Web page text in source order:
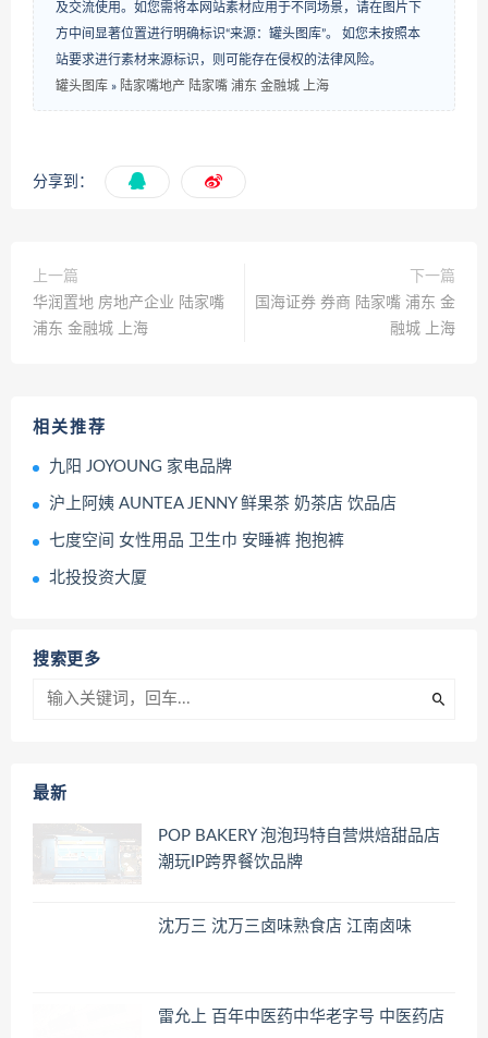
及交流使用。如您需将本网站素材应用于不同场景，请在图片下
方中间显著位置进行明确标识“来源：罐头图库”。 如您未按照本
站要求进行素材来源标识，则可能存在侵权的法律风险。
罐头图库 » 陆家嘴地产 陆家嘴 浦东 金融城 上海
分享到：
上一篇
华润置地 房地产企业 陆家嘴
浦东 金融城 上海
下一篇
国海证券 券商 陆家嘴 浦东 金
融城 上海
相关推荐
九阳 JOYOUNG 家电品牌
沪上阿姨 AUNTEA JENNY 鲜果茶 奶茶店 饮品店
七度空间 女性用品 卫生巾 安睡裤 抱抱裤
北投投资大厦
搜索更多
最新
POP BAKERY 泡泡玛特自营烘焙甜品店
潮玩IP跨界餐饮品牌
沈万三 沈万三卤味熟食店 江南卤味
雷允上 百年中医药中华老字号 中医药店